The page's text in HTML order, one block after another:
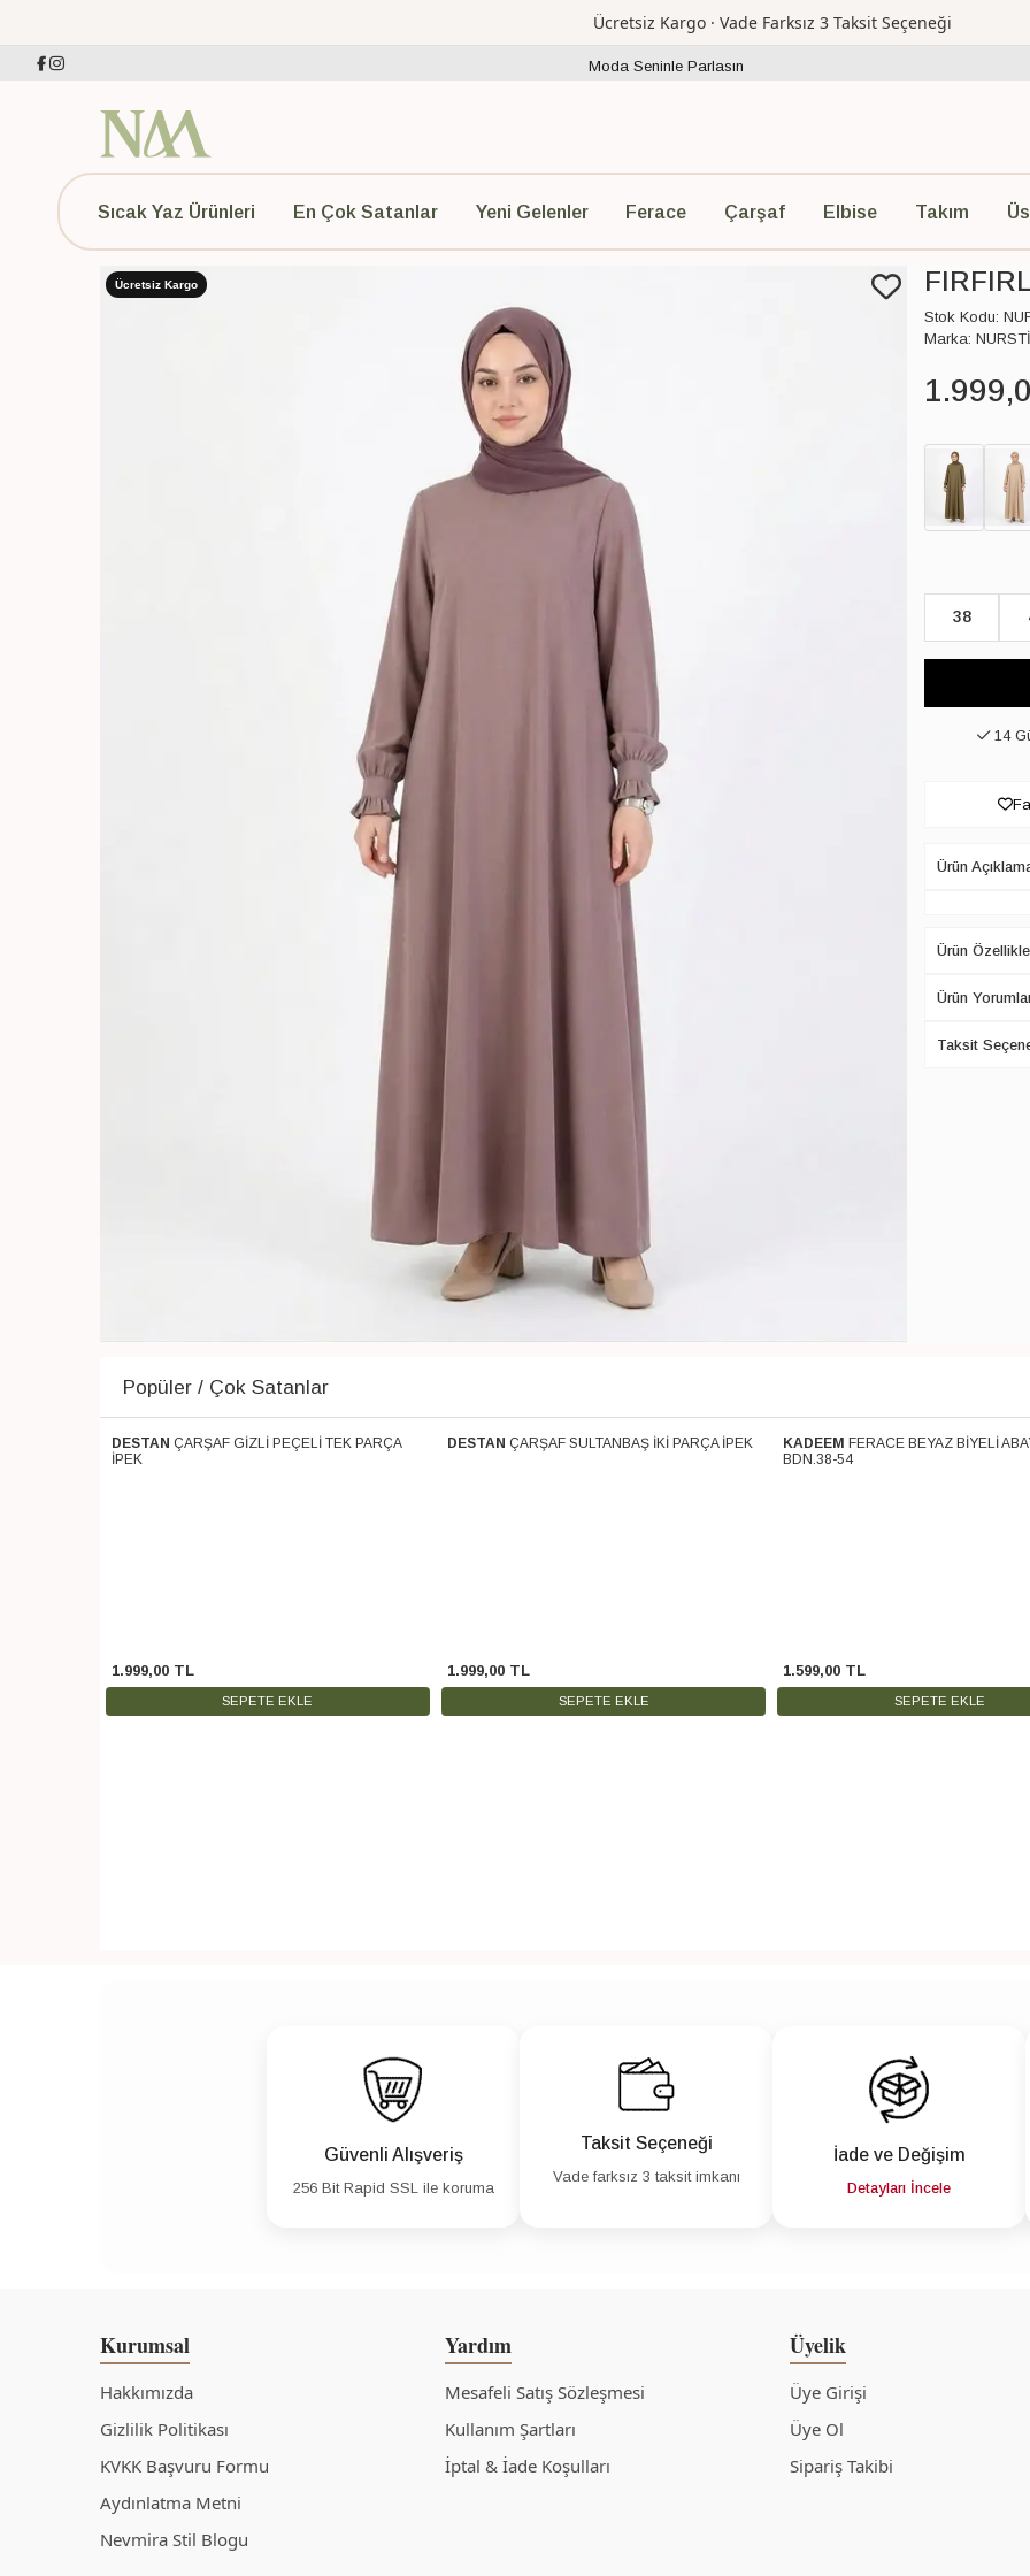
Ücretsiz Kargo · Vade Farksız 3 Taksit Seçeneği
Moda Seninle Parlasın
Sıcak Yaz Ürünleri En Çok Satanlar Yeni Gelenler Ferace Çarşaf Elbise Takım
Ücretsiz Kargo
Stok Kodu:
Marka:
1.999,
38
14
Ürün
Ürün
Ürün
Taksit
Popüler / Çok Satanlar
Ücretsiz Kargo
DESTAN ÇARŞAF GİZLİ PEÇELİ TEK PARÇA
İPEK
1.999,00 TL
SEPETE EKLE
Ücretsiz Kargo
DESTAN ÇARŞAF SULTANBAŞ İKİ PARÇA İPEK
1.999,00 TL
SEPETE EKLE
Ücretsiz Kargo
KADEEM FERACE BEYAZ BİYELİ
BDN.38-54
1.599,00 TL
SEPETE EKLE
Güvenli Alışveriş
256 Bit Rapid SSL ile koruma
Taksit Seçeneği
Vade farksız 3 taksit imkanı
İade ve Değişim
Detayları İncele
Kurumsal
Hakkımızda
Gizlilik Politikası
KVKK Başvuru Formu
Aydınlatma Metni
Nevmira Stil Blogu
Yardım
Mesafeli Satış Sözleşmesi
Kullanım Şartları
İptal & İade Koşulları
Üyelik
Üye Girişi
Üye Ol
Sipariş Takibi